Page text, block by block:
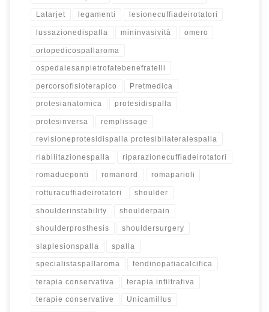
Latarjet legamenti lesionecuffiadeirotatori
lussazionedispalla mininvasività omero
ortopedicospallaroma
ospedalesanpietrofatebenefratelli
percorsofisioterapico Pretmedica
protesianatomica protesidispalla
protesinversa remplissage
revisioneprotesidispalla protesibilateralespalla
riabilitazionespalla riparazionecuffiadeirotatori
romadueponti romanord romaparioli
rotturacuffiadeirotatori shoulder
shoulderinstability shoulderpain
shoulderprosthesis shouldersurgery
slaplesionspalla spalla
specialistaspallaroma tendinopatiacalcifica
terapia conservativa terapia infiltrativa
terapie conservative Unicamillus